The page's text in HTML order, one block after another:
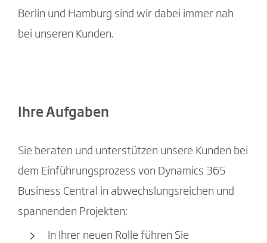
Berlin und Hamburg sind wir dabei immer nah
bei unseren Kunden.
Ihre Aufgaben
Sie beraten und unterstützen unsere Kunden bei
dem Einführungsprozess von Dynamics 365
Business Central in abwechslungsreichen und
spannenden Projekten:
In Ihrer neuen Rolle führen Sie